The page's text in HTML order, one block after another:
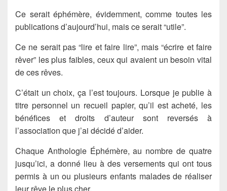
Ce serait éphémère, évidemment, comme toutes les
publications d’aujourd’hui, mais ce serait “utile”.
Ce ne serait pas “lire et faire lire”, mais “écrire et faire
rêver” les plus faibles, ceux qui avaient un besoin vital
de ces rêves.
C’était un choix, ça l’est toujours. Lorsque je publie à
titre personnel un recueil papier, qu’il est acheté, les
bénéfices et droits d’auteur sont reversés à
l’association que j’ai décidé d’aider.
Chaque Anthologie Éphémère, au nombre de quatre
jusqu’ici, a donné lieu à des versements qui ont tous
permis à un ou plusieurs enfants malades de réaliser
leur rêve le plus cher.